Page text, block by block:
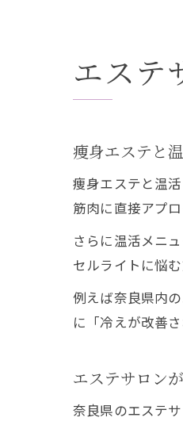
エステ
痩身エステと
痩身エステと温
筋肉に直接アプ
さらに温活メニ
セルライトに悩
例えば奈良県内
に「冷えが改善
エステサロン
奈良県のエステ